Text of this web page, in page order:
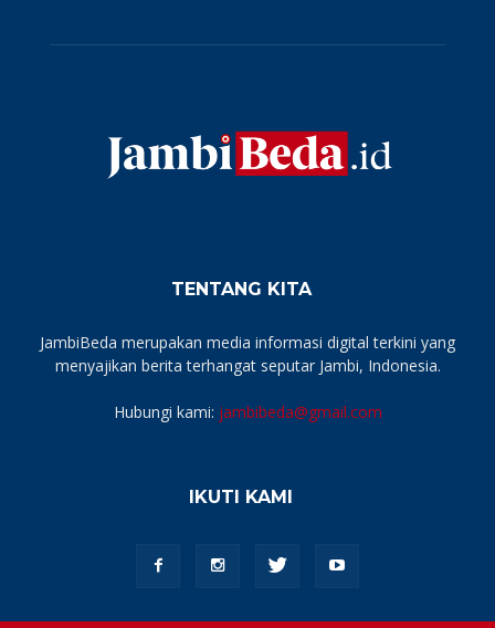
TENTANG KITA
JambiBeda merupakan media informasi digital terkini yang
menyajikan berita terhangat seputar Jambi, Indonesia.
Hubungi kami: jambibeda@gmail.com
IKUTI KAMI